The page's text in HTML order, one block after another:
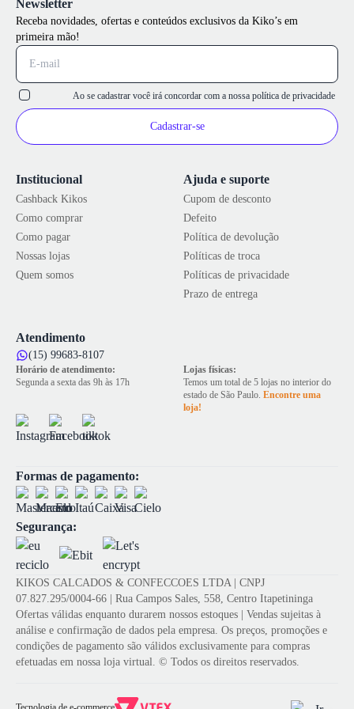
Institucional
Cashback Kikos
Como comprar
Como pagar
Nossas lojas
Quem somos
Ajuda e suporte
Cupom de desconto
Defeito
Política de devolução
Políticas de troca
Políticas de privacidade
Prazo de entrega
Atendimento
(15) 99683-8107
Horário de atendimento:
Segunda a sexta das 9h às 17h
Lojas físicas:
Temos um total de 5 lojas no interior do
estado de São Paulo. Encontre uma
loja!
Newsletter
Receba novidades, ofertas e conteúdos exclusivos da Kiko’s em
primeira mão!
Ao se cadastrar você irá concordar com a nossa política de privacidade
Cadastrar-se
Formas de pagamento:
Segurança:
KIKOS CALCADOS & CONFECCOES LTDA | CNPJ
07.827.295/0004-66 | Rua Campos Sales, 558, Centro Itapetininga
Ofertas válidas enquanto durarem nossos estoques | Vendas sujeitas à
análise e confirmação de dados pela empresa. Os preços, promoções e
condições de pagamento são válidos exclusivamente para compras
efetuadas em nossa loja virtual. © Todos os direitos reservados.